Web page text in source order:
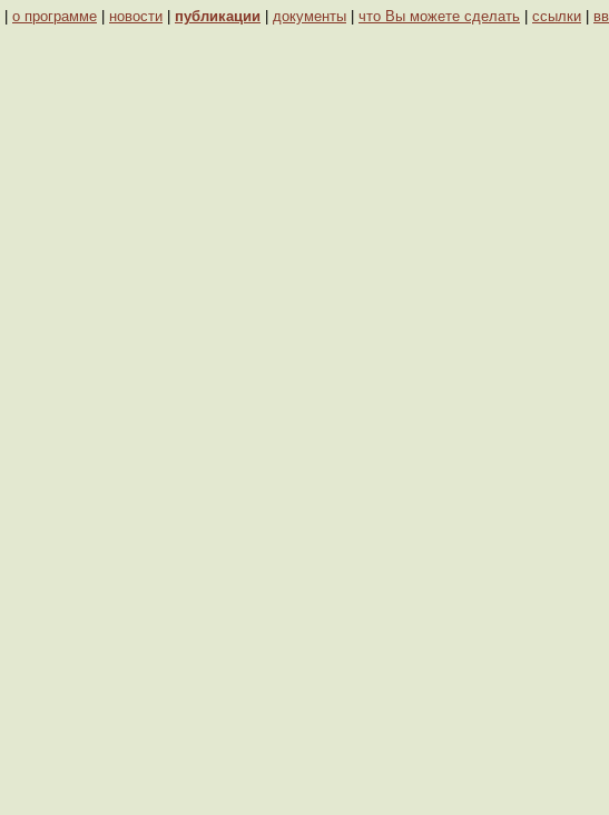
о программе новости публикации документы что Вы можете сделать ссылки